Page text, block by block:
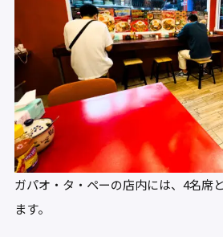
ガパオ・タ・ペーの店内には、4名席
ます。